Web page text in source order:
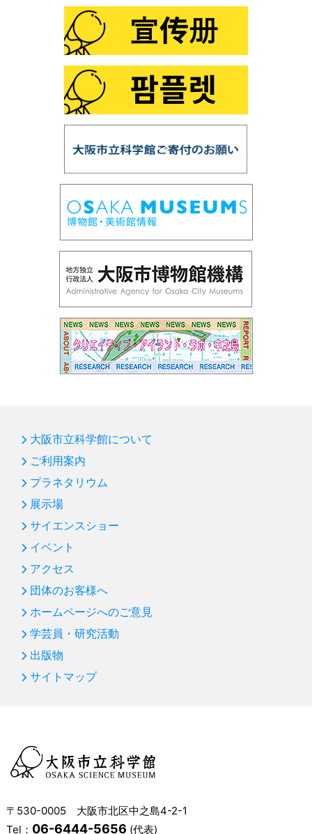
大阪市立科学館について
ご利用案内
プラネタリウム
展示場
サイエンスショー
イベント
アクセス
団体のお客様へ
ホームページへのご意見
学芸員・研究活動
出版物
サイトマップ
〒530-0005 大阪市北区中之島4-2-1
Tel： 06-6444-5656 (代表)